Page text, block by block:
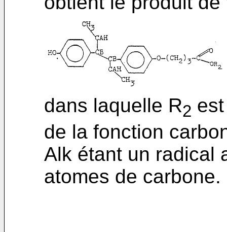
dans laquelle R2
de la fonction
Alk étant un radical
atomes de carbone.